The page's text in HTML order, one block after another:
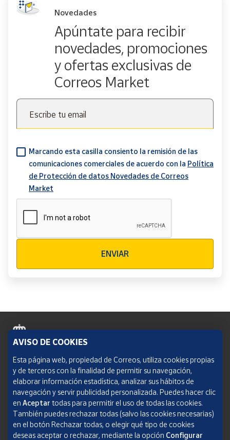
Novedades
Apúntate para recibir
novedades, promociones
y ofertas exclusivas de
Correos Market
Escribe tu email
Marcando esta casilla consiento la remisión de las
comunicaciones comerciales de acuerdo con la Política
de Protección de datos Novedades de Correos
Market
ENVIAR
Política de cookies
Aviso legal
Condiciones del servicio
Política de Privacidad Web
AVISO DE COOKIES
Esta página web, propiedad de Correos, utiliza cookies propias
y de terceros con la finalidad de permitir su navegación,
elaborar información estadística, analizar sus hábitos de
navegación y servir publicidad personalizada. Puedes hacer clic
en Aceptar todas para permitir el uso de todas las cookies.
También puedes rechazar todas (salvo las cookies necesarias)
en el botón Rechazar todas, o elegir qué tipo de cookies
deseas aceptar o rechazar, mediante la opción Configurar